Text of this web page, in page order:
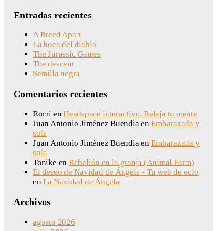
Entradas recientes
A Breed Apart
La boca del diablo
The Jurassic Games
The descent
Semilla negra
Comentarios recientes
Romi en Headspace interactivo. Relaja tu mente
Juan Antonio Jiménez Buendia en Embarazada y
sola
Juan Antonio Jiménez Buendia en Embarazada y
sola
Tonike en Rebelión en la granja (Animal Farm)
El deseo de Navidad de Ángela - Tu web de ocio
en La Navidad de Ángela
Archivos
agosto 2026